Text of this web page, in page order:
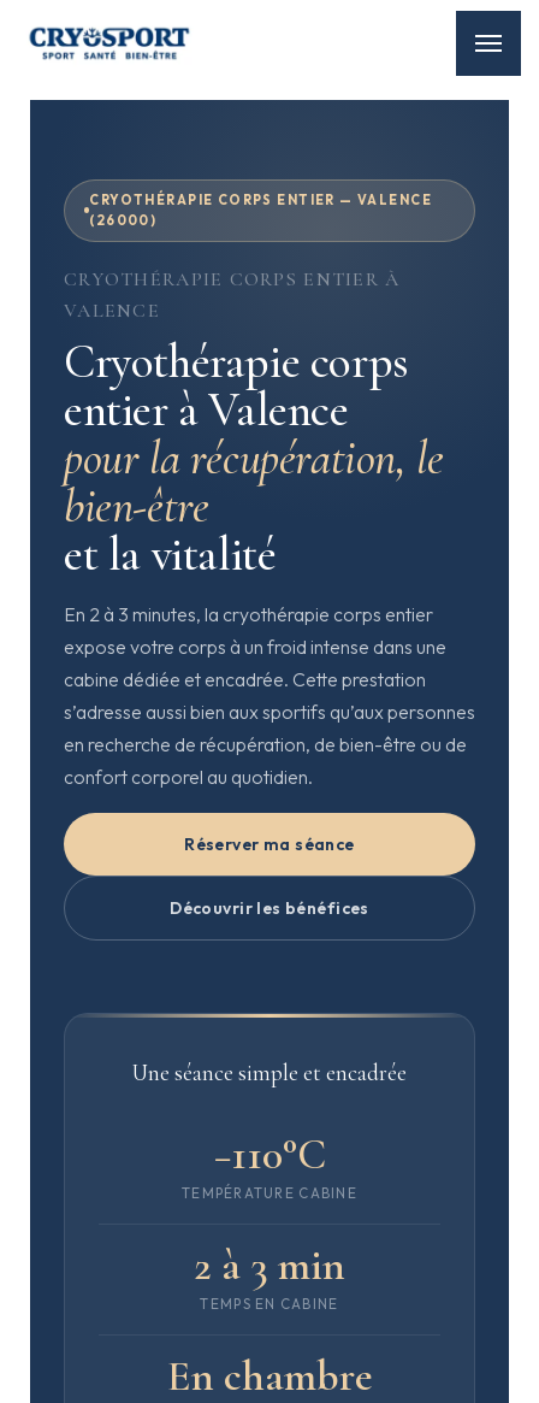
CRYOTHÉRAPIE CORPS ENTIER — VALENCE
(26000)
CRYOTHÉRAPIE CORPS ENTIER À
VALENCE
Cryothérapie corps
entier à Valence
pour la récupération, le
bien-être
et la vitalité
En 2 à 3 minutes, la cryothérapie corps entier
expose votre corps à un froid intense dans une
cabine dédiée et encadrée. Cette prestation
s’adresse aussi bien aux sportifs qu’aux personnes
en recherche de récupération, de bien-être ou de
confort corporel au quotidien.
Réserver ma séance
Découvrir les bénéfices
Une séance simple et encadrée
−110°C
TEMPÉRATURE CABINE
2 à 3 min
TEMPS EN CABINE
En chambre